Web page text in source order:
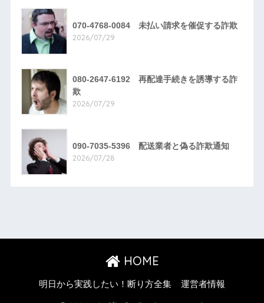
070-4768-0084 未払い請求を催促する詐欺
2026/07/29
080-2647-6192 再配達手続きを誘導する詐
欺
2026/07/29
090-7035-5396 配送業者と偽る詐欺通知
2026/07/28
HOME
明日から実践したい！断り方全集 運営者情報